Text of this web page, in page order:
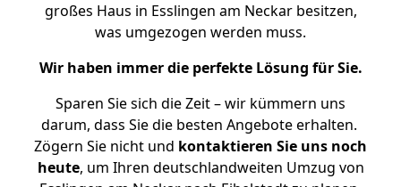
großes Haus in Esslingen am Neckar besitzen,
was umgezogen werden muss.
Wir haben immer die perfekte Lösung für Sie.
Sparen Sie sich die Zeit – wir kümmern uns
darum, dass Sie die besten Angebote erhalten.
Zögern Sie nicht und kontaktieren Sie uns noch
heute, um Ihren deutschlandweiten Umzug von